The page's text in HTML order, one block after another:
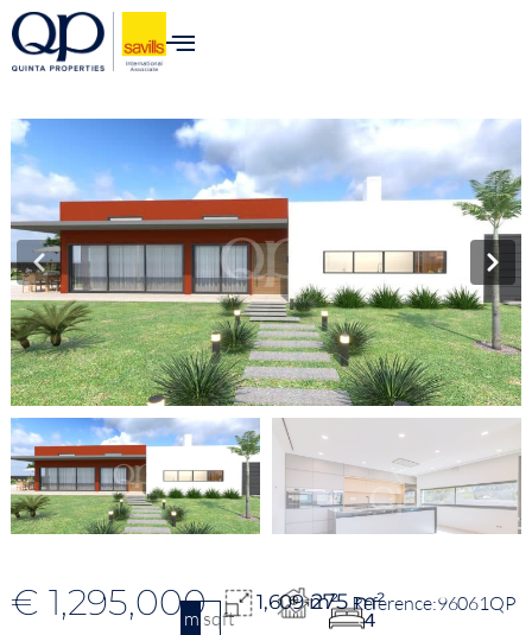
€ 1,295,000
m2sqft
1,609 m²275 m²
4
96061QP